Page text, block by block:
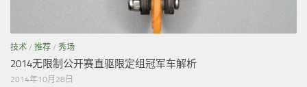
技术 / 推荐 / 秀场
2014无限制公开赛直驱限定组冠军车解析
2014年10月28日